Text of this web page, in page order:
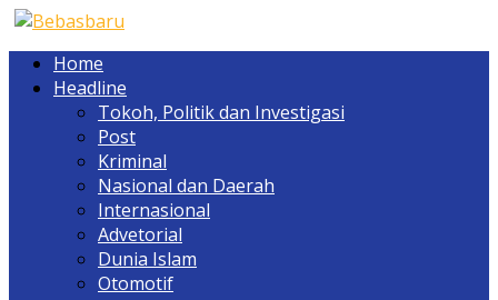
Home
Headline
Tokoh, Politik dan Investigasi
Post
Kriminal
Nasional dan Daerah
Internasional
Advetorial
Dunia Islam
Otomotif